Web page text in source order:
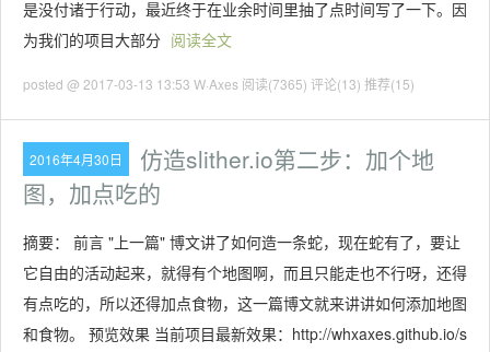
是没付诸于行动，最近终于在业余时间里抽了点时间写了一下。因
为我们的项目大部分 阅读全文
posted @ 2017-03-13 13:53 W·Axes 阅读(7365) 评论(13) 推荐(15)
2016年4月30日
仿造slither.io第二步：加个地
图，加点吃的
摘要： 前言 "上一篇" 博文讲了如何造一条蛇，现在蛇有了，要让
它自由的活动起来，就得有个地图啊，而且只能走也不行呀，还得
有点吃的，所以还得加点食物，这一篇博文就来讲讲如何添加地图
和食物。 预览效果 当前项目最新效果：http://whxaxes.github.io/s